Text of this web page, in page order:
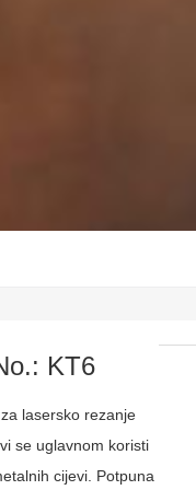
KT6
lasersko rezanje
se uglavnom koristi
cijevi. Potpuna